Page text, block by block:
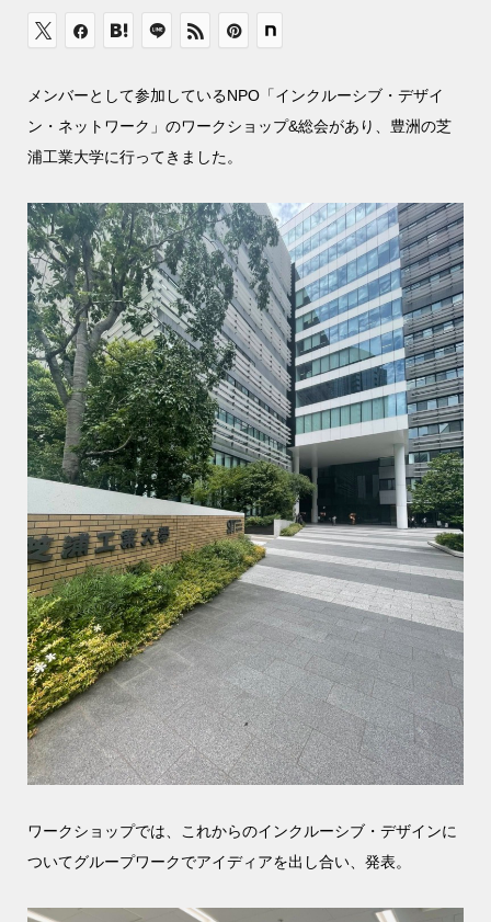
メンバーとして参加しているNPO「インクルーシブ・デザイ
ン・ネットワーク」のワークショップ&総会があり、豊洲の芝
浦工業大学に行ってきました。
ワークショップでは、これからのインクルーシブ・デザインに
ついてグループワークでアイディアを出し合い、発表。